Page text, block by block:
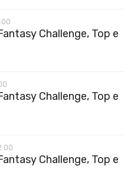
Challenge, Top e
Challenge, Top e
Challenge, Top e